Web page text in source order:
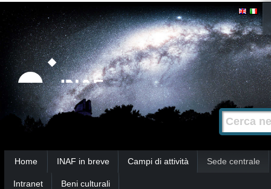
Strumenti
personali
Salta
contenuti.
|
Salta
alla
navigazione
Cerca nel
Ricerca
avanzata…
Home INAF in breve Campi di attività Sede centrale
Intranet Beni culturali